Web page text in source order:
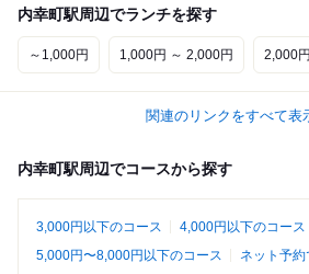
内幸町駅周辺でランチを探す
～1,000円 1,000円 ～ 2,000円 2,000
関連のリンクをすべて表
内幸町駅周辺でコースから探す
3,000円以下のコース
4,000円以下のコース
5,000円〜8,000円以下のコース
ネット予